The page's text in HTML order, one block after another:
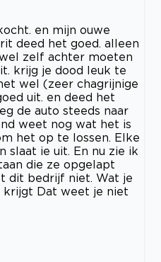
en mijn ouwe
deed het goed. alleen
zelf achter moeten
krijg je dood leuk te
wel (zeer chagrijnige
uit. en deed het
de auto steeds naar
weet nog wat het is
het op te lossen. Elke
slaat ie uit. En nu zie ik
die ze opgelapt
dit bedrijf niet. Wat je
krijgt Dat weet je niet